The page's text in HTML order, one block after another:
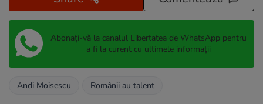
Abonați-vă la canalul Libertatea de WhatsApp pentru
a fi la curent cu ultimele informații
Andi Moisescu Românii au talent